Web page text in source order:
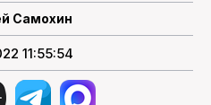
Самохин
11:55:54